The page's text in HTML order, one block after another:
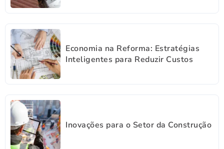
Economia na Reforma: Estratégias
Inteligentes para Reduzir Custos
Inovações para o Setor da Construção